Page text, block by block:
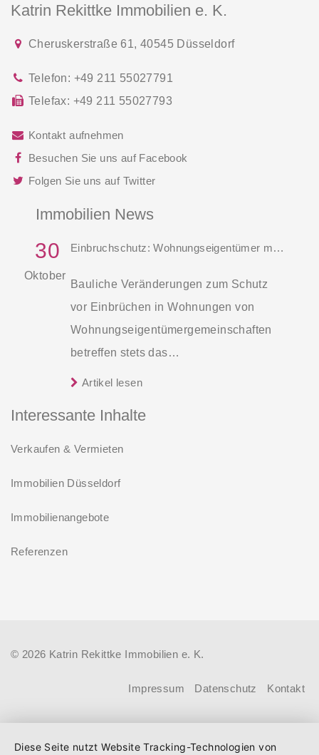
Katrin Rekittke Immobilien e. K.
Cheruskerstraße 61, 40545 Düsseldorf
Telefon: +49 211 55027791
Telefax: +49 211 55027793
Kontakt aufnehmen
Besuchen Sie uns auf Facebook
Folgen Sie uns auf Twitter
Immobilien News
30
Oktober
Einbruchschutz: Wohnungseigentümer müssen Zustimmung einholen
Bauliche Veränderungen zum Schutz
vor Einbrüchen in Wohnungen von
Wohnungseigentümergemeinschaften
betreffen stets das
Gemeinschaftseigentum. Einzelne
im Alleingang Maßnahmen umsetzen,
sondern benötigen vorab die
Wohnungseigentümergemeinschaft
(WEG) in Form eines
Wohnungseigentümergemeinschaften
finanzieren sollten.
Artikel lesen
Interessante Inhalte
Verkaufen & Vermieten
Immobilien Düsseldorf
Immobilienangebote
Referenzen
© 2026 Katrin Rekittke Immobilien e. K.
Impressum Datenschutz Kontakt
Diese Seite nutzt Website Tracking-Technologien von